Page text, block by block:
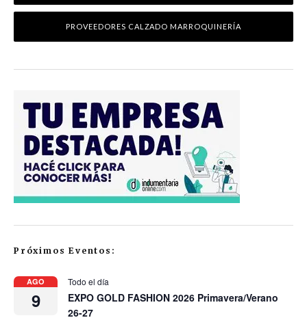
PROVEEDORES CALZADO MARROQUINERÍA
Próximos Eventos:
AGO
9
Todo el día
EXPO GOLD FASHION 2026 Primavera/Verano
26-27